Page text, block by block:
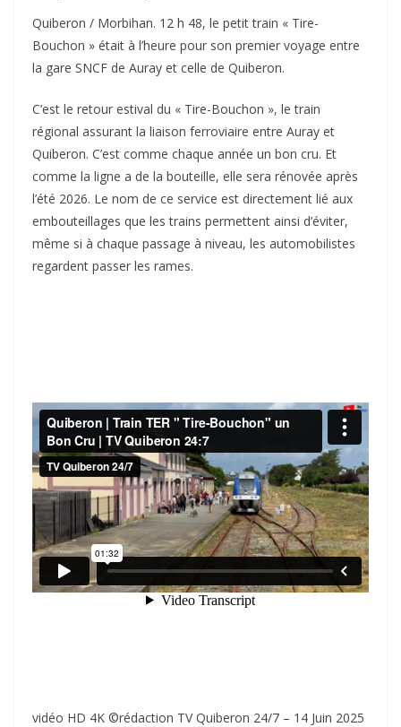
Quiberon / Morbihan. 12 h 48, le petit train « Tire-
Bouchon » était à l’heure pour son premier voyage entre
la gare SNCF de Auray et celle de Quiberon.
C’est le retour estival du « Tire-Bouchon », le train
régional assurant la liaison ferroviaire entre Auray et
Quiberon. C’est comme chaque année un bon cru. Et
comme la ligne a de la bouteille, elle sera rénovée après
l’été 2026. Le nom de ce service est directement lié aux
embouteillages que les trains permettent ainsi d’éviter,
même si à chaque passage à niveau, les automobilistes
regardent passer les rames.
vidéo HD 4K ©rédaction TV Quiberon 24/7 – 14 Juin 2025